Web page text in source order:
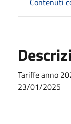
Tariffe anno
23/01/2025